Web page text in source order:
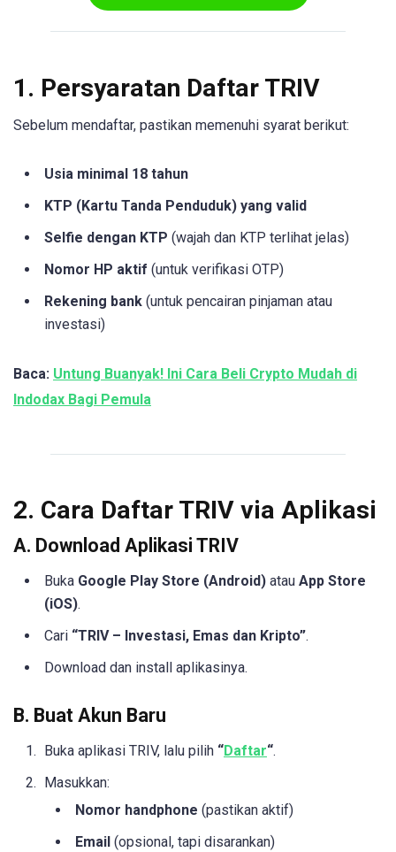
1. Persyaratan Daftar TRIV
Sebelum mendaftar, pastikan memenuhi syarat berikut:
Usia minimal 18 tahun
KTP (Kartu Tanda Penduduk) yang valid
Selfie dengan KTP (wajah dan KTP terlihat jelas)
Nomor HP aktif (untuk verifikasi OTP)
Rekening bank (untuk pencairan pinjaman atau
investasi)
Baca: Untung Buanyak! Ini Cara Beli Crypto Mudah di
Indodax Bagi Pemula
2. Cara Daftar TRIV via Aplikasi
A. Download Aplikasi TRIV
Buka Google Play Store (Android) atau App Store
(iOS).
Cari “TRIV – Investasi, Emas dan Kripto”.
Download dan install aplikasinya.
B. Buat Akun Baru
Buka aplikasi TRIV, lalu pilih “Daftar“.
Masukkan:
Nomor handphone (pastikan aktif)
Email (opsional, tapi disarankan)